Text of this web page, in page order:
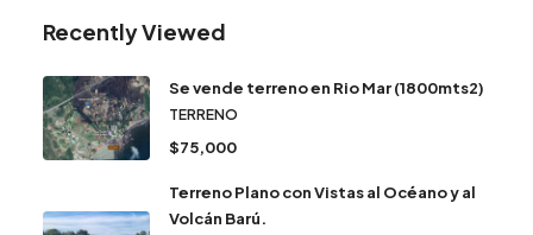
Recently Viewed
Se vende terreno en Rio Mar (1800mts2)
TERRENO
$75,000
Terreno Plano con Vistas al Océano y al
Volcán Barú.